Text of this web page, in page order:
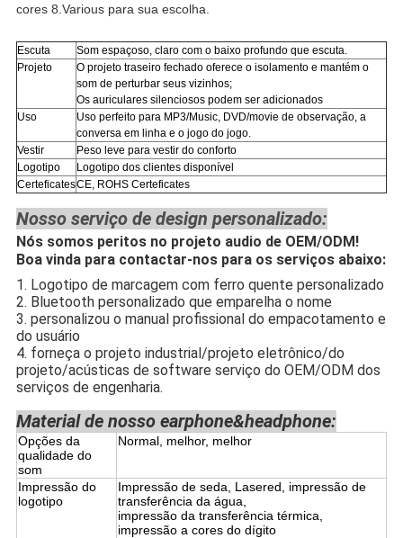
cores 8.Various para sua escolha.
Escuta
Som espaçoso, claro com o baixo profundo que escuta.
Projeto
O projeto traseiro fechado oferece o isolamento e mantém o
som de perturbar seus vizinhos;
Os auriculares silenciosos podem ser adicionados
Uso
Uso perfeito para MP3/Music, DVD/movie de observação, a
conversa em linha e o jogo do jogo.
Vestir
Peso leve para vestir do conforto
Logotipo
Logotipo dos clientes disponível
CerteficatesCE, ROHS Certeficates
Nosso serviço de design personalizado:
Nós somos peritos no projeto audio de OEM/ODM!
Boa vinda para contactar-nos para os serviços abaixo:
1. Logotipo de marcagem com ferro quente personalizado
2. Bluetooth personalizado que emparelha o nome
3. personalizou o manual profissional do empacotamento e
do usuário
4. forneça o projeto industrial/projeto eletrônico/do
projeto/acústicas de software serviço do OEM/ODM dos
serviços de engenharia.
Material de nosso earphone&headphone:
Opções da
qualidade do
som
Normal, melhor, melhor
Impressão do
logotipo
Impressão de seda, Lasered, impressão de
transferência da água,
impressão da transferência térmica,
impressão a cores do dígito